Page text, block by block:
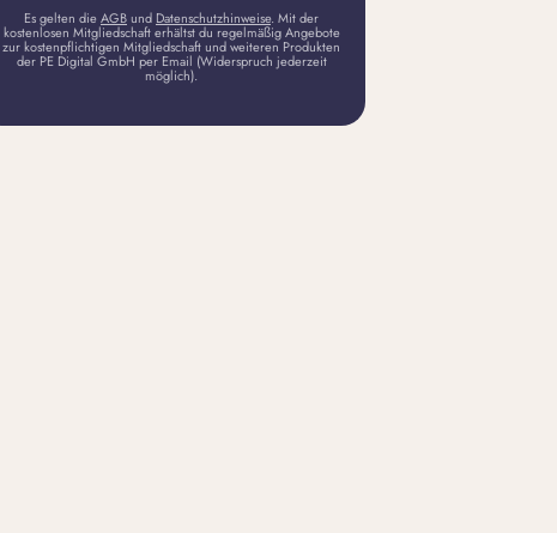
Es gelten dieAGBund Datenschutzhinweise. Mit der
kostenlosen Mitgliedschaft erhältst du regelmäßig Angebote
zur kostenpflichtigen Mitgliedschaft und weiteren Produkten
der PE Digital GmbH per Email (Widerspruch jederzeit
möglich).